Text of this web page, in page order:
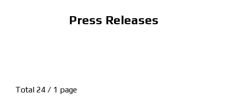
Press Releases
Total 24 / 1 page